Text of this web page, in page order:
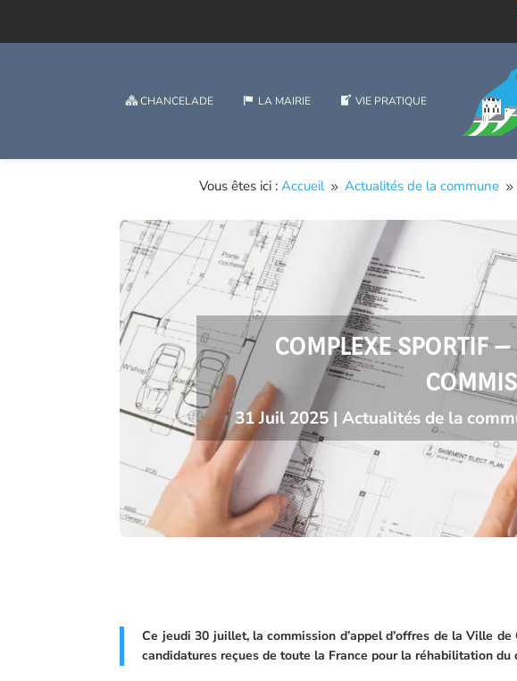
CHANCELADE LA MAIRIE VIE PRATIQUE
Vous êtes ici : Accueil 9 Actualités de la commune 9
COMPLEXE SPORTIF
31 Juil 2025| Actualités de la
Ce jeudi 30 juillet, la commission d’appel d’offres de la Ville
candidatures reçues de toute la France pour la réhabilitation du